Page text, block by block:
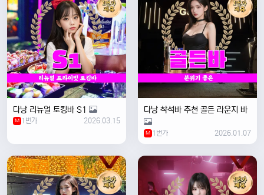
다낭 리뉴얼 토킹바 S1
M 1번가 2026.03.15
다낭 착석바 추천 골든 라운지 바
M 1번가 2026.01.07